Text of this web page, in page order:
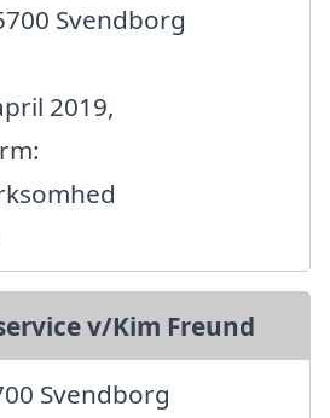
Svendborg
2019,
v/Kim Freund
Svendborg